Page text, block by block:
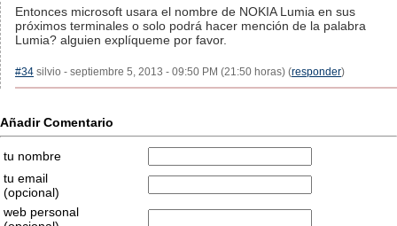
Entonces microsoft usara el nombre de NOKIA Lumia en sus
próximos terminales o solo podrá hacer mención de la palabra
Lumia? alguien explíqueme por favor.
#34 silvio - septiembre 5, 2013 - 09:50 PM (21:50 horas) (responder)
Añadir Comentario
tu nombre
tu email
(opcional)
web personal